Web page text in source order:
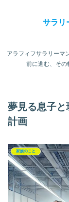
サラリ
アラフィフサラリーマ
前に進む、そ
夢見る息子と
計画
家族のこと